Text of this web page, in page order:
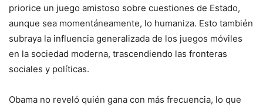
priorice un juego amistoso sobre cuestiones de Estado,
aunque sea momentáneamente, lo humaniza. Esto también
subraya la influencia generalizada de los juegos móviles
en la sociedad moderna, trascendiendo las fronteras
sociales y políticas.
Obama no reveló quién gana con más frecuencia, lo que